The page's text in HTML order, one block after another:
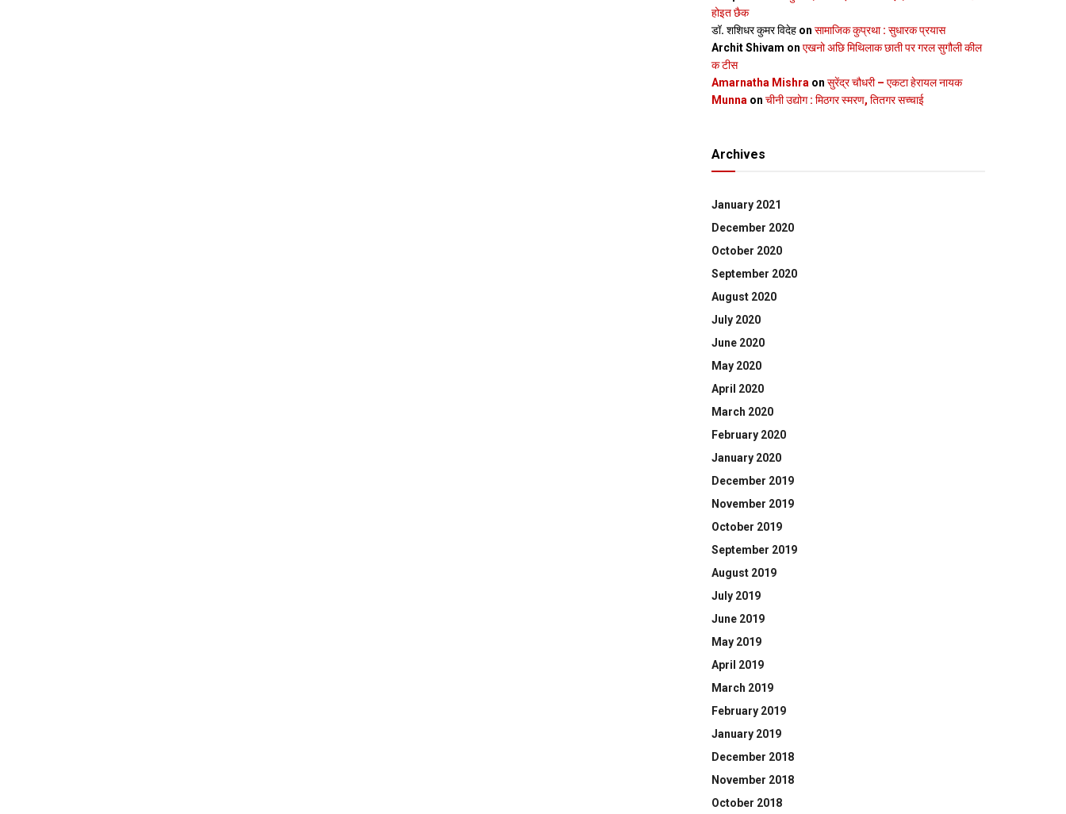
होइत छैक
डॉ. शशिधर कुमर विदेह on सामाजिक कुप्रथा : सुधारक प्रयास
Archit Shivam on एखनो अछि मिथिलाक छाती पर गरल सुगौली कील
क टीस
Amarnatha Mishra on सुरेंद्र चौधरी – एकटा हेरायल नायक
Munna on चीनी उद्योग : मिठगर स्‍मरण, तितगर सच्‍चाई
Archives
January 2021
December 2020
October 2020
September 2020
August 2020
July 2020
June 2020
May 2020
April 2020
March 2020
February 2020
January 2020
December 2019
November 2019
October 2019
September 2019
August 2019
July 2019
June 2019
May 2019
April 2019
March 2019
February 2019
January 2019
December 2018
November 2018
October 2018